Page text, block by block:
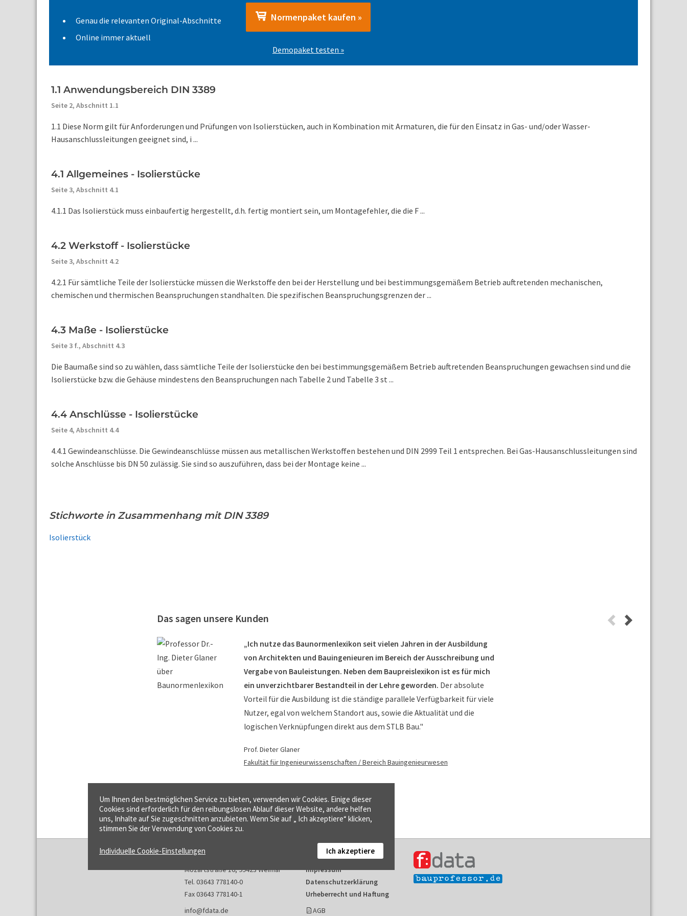
Genau die relevanten Original-Abschnitte
Online immer aktuell
Normenpaket kaufen »
Demopaket testen »
1.1 Anwendungsbereich DIN 3389
Seite 2, Abschnitt 1.1
1.1 Diese Norm gilt für Anforderungen und Prüfungen von Isolierstücken, auch in Kombination mit Armaturen, die für den Einsatz in Gas- und/oder Wasser-
Hausanschlussleitungen geeignet sind, i ...
4.1 Allgemeines - Isolierstücke
Seite 3, Abschnitt 4.1
4.1.1 Das Isolierstück muss einbaufertig hergestellt, d.h. fertig montiert sein, um Montagefehler, die die F ...
4.2 Werkstoff - Isolierstücke
Seite 3, Abschnitt 4.2
4.2.1 Für sämtliche Teile der Isolierstücke müssen die Werkstoffe den bei der Herstellung und bei bestimmungsgemäßem Betrieb auftretenden mechanischen,
chemischen und thermischen Beanspruchungen standhalten. Die spezifischen Beanspruchungsgrenzen der ...
4.3 Maße - Isolierstücke
Seite 3 f., Abschnitt 4.3
Die Baumaße sind so zu wählen, dass sämtliche Teile der Isolierstücke den bei bestimmungsgemäßem Betrieb auftretenden Beanspruchungen gewachsen sind und die
Isolierstücke bzw. die Gehäuse mindestens den Beanspruchungen nach Tabelle 2 und Tabelle 3 st ...
4.4 Anschlüsse - Isolierstücke
Seite 4, Abschnitt 4.4
4.4.1 Gewindeanschlüsse. Die Gewindeanschlüsse müssen aus metallischen Werkstoffen bestehen und DIN 2999 Teil 1 entsprechen. Bei Gas-Hausanschlussleitungen sind
solche Anschlüsse bis DN 50 zulässig. Sie sind so auszuführen, dass bei der Montage keine ...
Stichworte in Zusammenhang mit DIN 3389
Isolierstück
Das sagen unsere Kunden
„Ich nutze das Baunormenlexikon seit vielen Jahren in der Ausbildung
von Architekten und Bauingenieuren im Bereich der Ausschreibung und
Vergabe von Bauleistungen. Neben dem Baupreislexikon ist es für mich
ein unverzichtbarer Bestandteil in der Lehre geworden. Der absolute
Vorteil für die Ausbildung ist die ständige parallele Verfügbarkeit für viele
Nutzer, egal von welchem Standort aus, sowie die Aktualität und die
logischen Verknüpfungen direkt aus dem STLB Bau."
Prof. Dieter Glaner
Fakultät für Ingenieurwissenschaften / Bereich Bauingenieurwesen
f:data GmbH
Mozartstraße 16, 99423 Weimar
Tel. 03643 778140-0
Fax 03643 778140-1
info@fdata.de
Kontakt
Impressum
Datenschutzerklärung
Urheberrecht und Haftung
AGB
Um Ihnen den bestmöglichen Service zu bieten, verwenden wir Cookies. Einige dieser
Cookies sind erforderlich für den reibungslosen Ablauf dieser Website, andere helfen
uns, Inhalte auf Sie zugeschnitten anzubieten. Wenn Sie auf „ Ich akzeptiere“ klicken,
stimmen Sie der Verwendung von Cookies zu.
Individuelle Cookie-Einstellungen Ich akzeptiere